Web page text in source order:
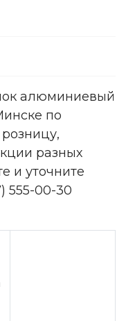
алюминиевый
по
разных
и уточните
555-00-30